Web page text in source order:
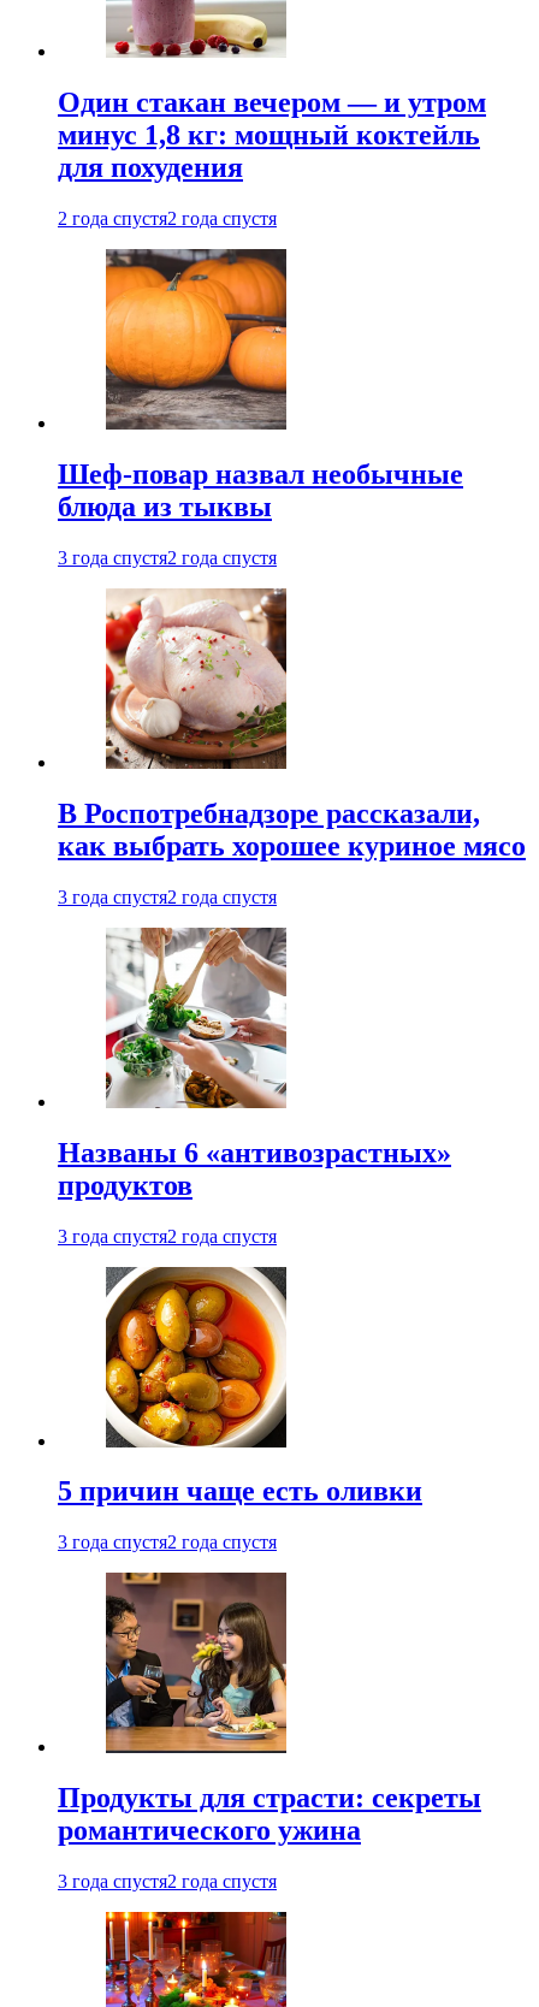
Один стакан вечером — и утром
минус 1,8 кг: мощный коктейль
для похудения
2 года спустя2 года спустя
Шеф-повар назвал необычные
блюда из тыквы
3 года спустя2 года спустя
В Роспотребнадзоре рассказали,
как выбрать хорошее куриное мясо
3 года спустя2 года спустя
Названы 6 «антивозрастных»
продуктов
3 года спустя2 года спустя
5 причин чаще есть оливки
3 года спустя2 года спустя
Продукты для страсти: секреты
романтического ужина
3 года спустя2 года спустя